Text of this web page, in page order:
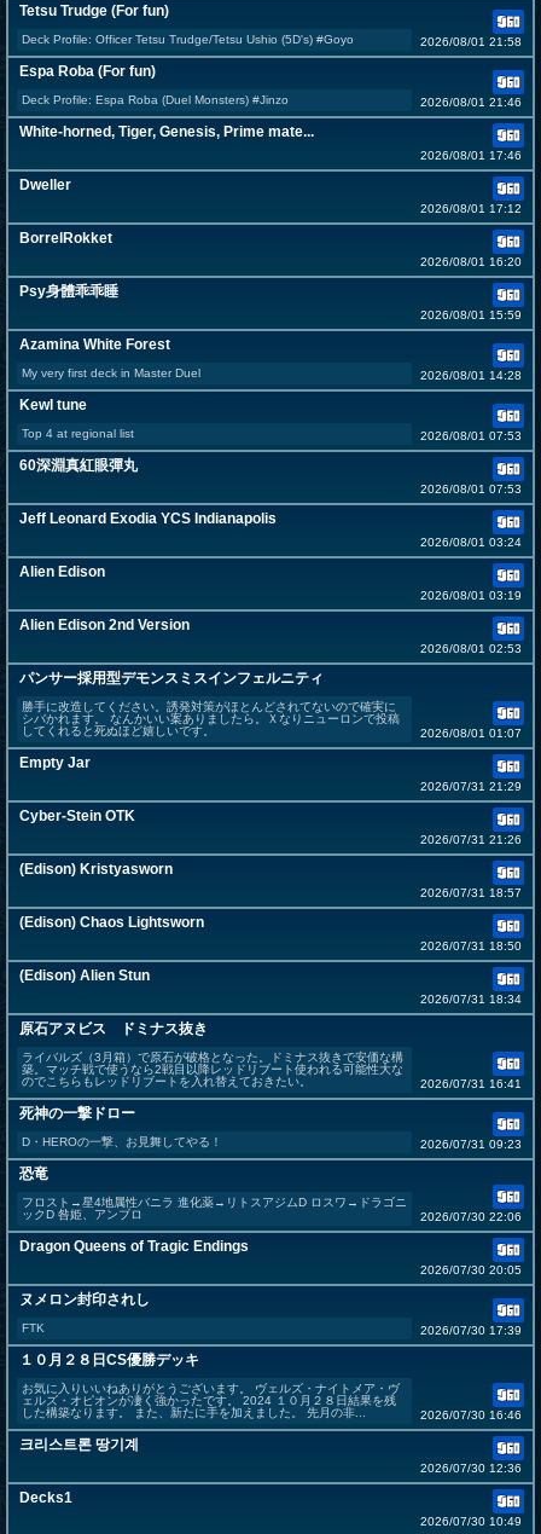
Tetsu Trudge (For fun)
Deck Profile: Officer Tetsu Trudge/Tetsu Ushio (5D's) #Goyo 2026/08/01 21:58
Espa Roba (For fun)
Deck Profile: Espa Roba (Duel Monsters) #Jinzo 2026/08/01 21:46
White-horned, Tiger, Genesis, Prime mate...
2026/08/01 17:46
Dweller
2026/08/01 17:12
BorrelRokket
2026/08/01 16:20
Psy身體乖乖睡
2026/08/01 15:59
Azamina White Forest
My very first deck in Master Duel 2026/08/01 14:28
Kewl tune
Top 4 at regional list 2026/08/01 07:53
60深淵真紅眼彈丸
2026/08/01 07:53
Jeff Leonard Exodia YCS Indianapolis
2026/08/01 03:24
Alien Edison
2026/08/01 03:19
Alien Edison 2nd Version
2026/08/01 02:53
パンサー採用型デモンスミスインフェルニティ
勝手に改造してください。誘発対策がほとんどされてないので確実に
シバかれます。 なんかいい案ありましたら。Ｘなりニューロンで投稿
してくれると死ぬほど嬉しいです。
2026/08/01 01:07
Empty Jar
2026/07/31 21:29
Cyber-Stein OTK
2026/07/31 21:26
(Edison) Kristyasworn
2026/07/31 18:57
(Edison) Chaos Lightsworn
2026/07/31 18:50
(Edison) Alien Stun
2026/07/31 18:34
原石アヌビス ドミナス抜き
ライバルズ（3月箱）で原石が破格となった。ドミナス抜きで安価な構
築。マッチ戦で使うなら2戦目以降レッドリブート使われる可能性大な
のでこちらもレッドリブートを入れ替えておきたい。
2026/07/31 16:41
死神の一撃ドロー
D・HEROの一撃、お見舞してやる！ 2026/07/31 09:23
恐竜
フロスト→星4地属性バニラ 進化薬→リトスアジムD ロスワ→ドラゴニ
ックD 咎姫、アンブロ
2026/07/30 22:06
Dragon Queens of Tragic Endings
2026/07/30 20:05
ヌメロン封印されし
FTK 2026/07/30 17:39
１０月２８日CS優勝デッキ
お気に入りいいねありがとうございます。 ヴェルズ・ナイトメア・ヴ
ェルズ・オピオンが凄く強かったです。 2024 １０月２８日結果を残
した構築なります。 また、新たに手を加えました。 先月の非...
2026/07/30 16:46
크리스트론 땅기계
2026/07/30 12:36
Decks1
2026/07/30 10:49